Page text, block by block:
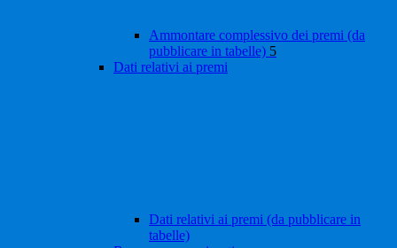
Ammontare complessivo dei premi (da
pubblicare in tabelle) 5
Dati relativi ai premi
Dati relativi ai premi (da pubblicare in
tabelle)